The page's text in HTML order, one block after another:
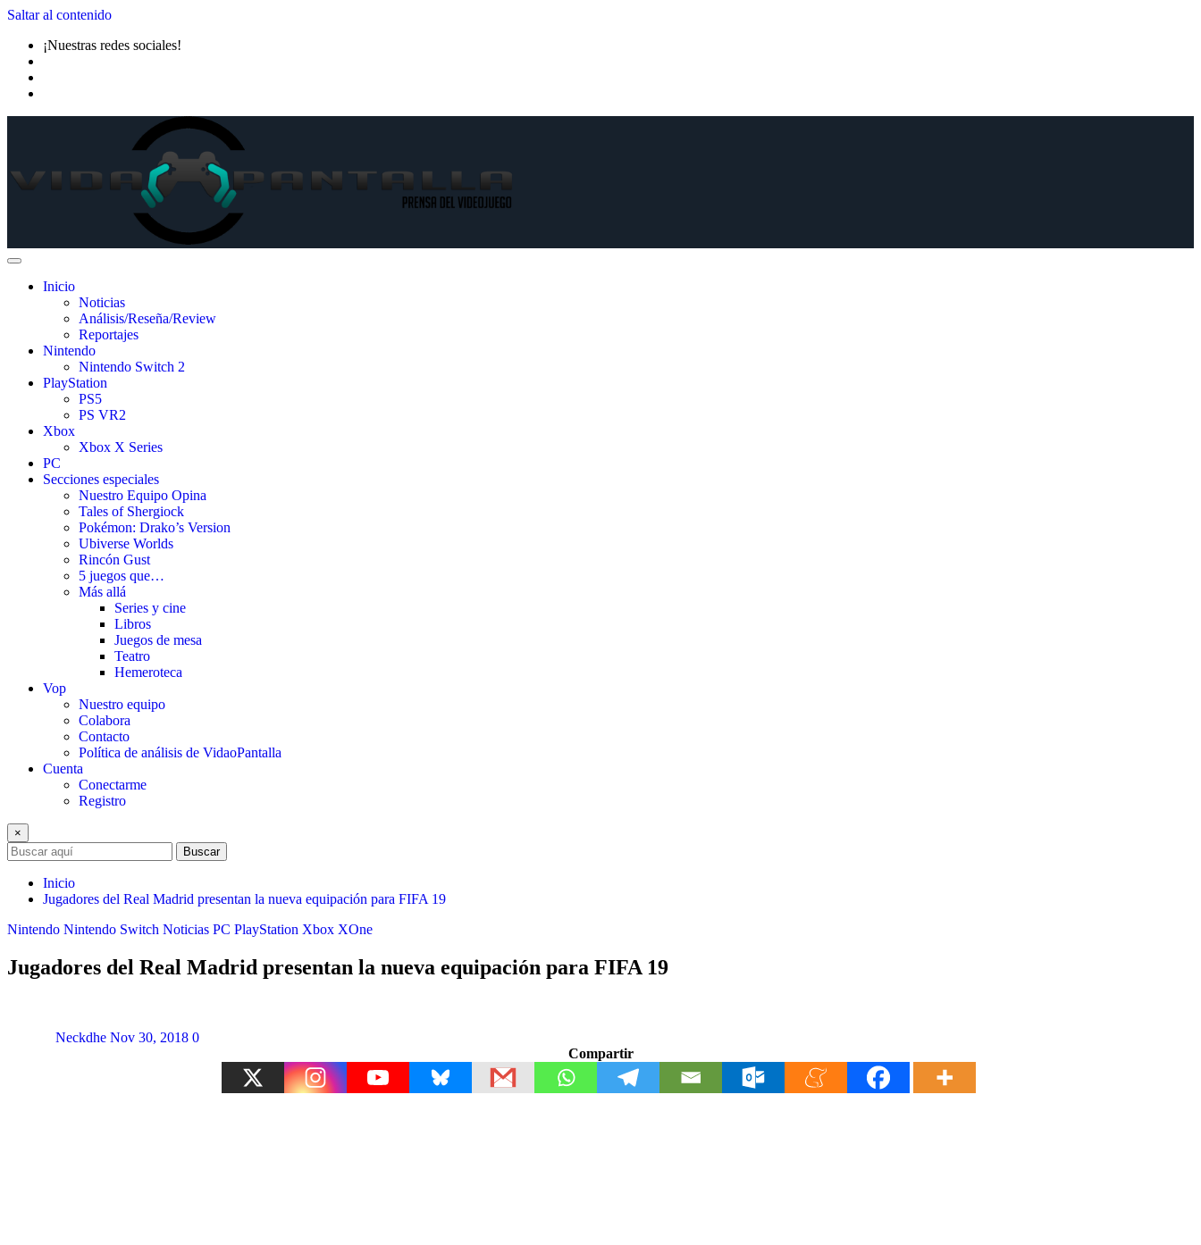
Saltar al contenido
¡Nuestras redes sociales!
Inicio
Noticias
Análisis/Reseña/Review
Reportajes
Nintendo
Nintendo Switch 2
PlayStation
PS5
PS VR2
Xbox
Xbox X Series
PC
Secciones especiales
Nuestro Equipo Opina
Tales of Shergiock
Pokémon: Drako’s Version
Ubiverse Worlds
Rincón Gust
5 juegos que…
Más allá
Series y cine
Libros
Juegos de mesa
Teatro
Hemeroteca
Vop
Nuestro equipo
Colabora
Contacto
Política de análisis de VidaoPantalla
Cuenta
Conectarme
Registro
×
Buscar
Inicio
Jugadores del Real Madrid presentan la nueva equipación para FIFA 19
Nintendo Nintendo Switch Noticias PC PlayStation Xbox XOne
Jugadores del Real Madrid presentan la nueva equipación para FIFA 19
Neckdhe Nov 30, 2018 0
Compartir